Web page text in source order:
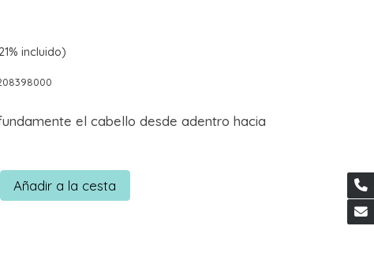
incluido)
el cabello desde adentro hacia
Añadir a la cesta